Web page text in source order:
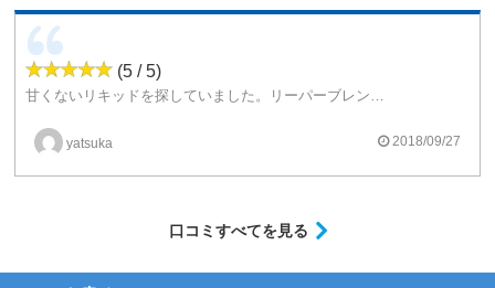
BLKとGLDの違いについては、大きな違いが感じられませんでした(リアタバが原因で嗅覚や味覚が馬鹿になったのかな？)が、
GLDはBLKにちょっと辛みが加わった感じで喉に感じる若干の辛みがよりスモーキーさを演出しているように感じられます。
これからも色々なメーカーのリキッドを試しながら自分に合った物を探していこうと思います。
(5 / 5)
甘くないリキッドを探していました。リーパーブレンドも良かったが、こちらの方が甘くなく吸いやすい。紙巻きたばこからの移行者ですが、タバコを吸ってる感がしっかりあります。匂いは胡椒風味となってるからか、ちょっと目に染みる感覚がある。
yatsuka 2018/09/27
口コミすべてを見る